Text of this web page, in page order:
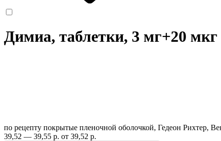
Димиа, таблетки, 3 мг+20 мкг
по рецепту покрытые пленочной оболочкой, Гедеон Рихтер,
39,52 — 39,55 р. от 39,52 р.